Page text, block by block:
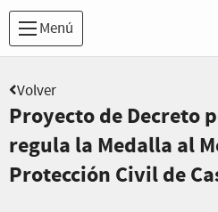
Menú
Volver
Proyecto de Decreto
regula la Medalla al
Protección Civil de